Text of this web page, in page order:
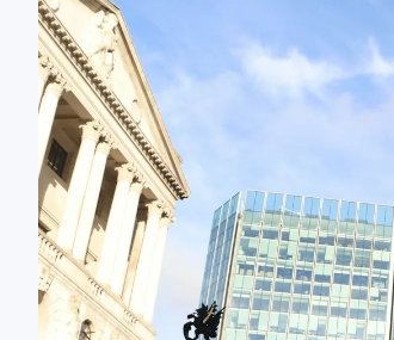
zaobserwuj nas
zaobserwuj nas